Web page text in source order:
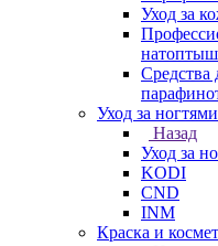
Уход за
Средства
Уход за ногтями
Назад
Уход за
KODI
CND
INM
Краска и